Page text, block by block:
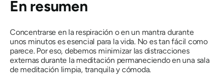
En resumen
Concentrarse en la respiración o en un mantra durante
unos minutos es esencial para la vida. No es tan fácil como
parece. Por eso, debemos minimizar las distracciones
externas durante la meditación permaneciendo en una sala
de meditación limpia, tranquila y cómoda.